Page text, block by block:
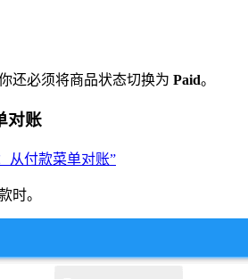
还必须将商品状态切换为 Paid。
对账
从付款菜单对账”
时。